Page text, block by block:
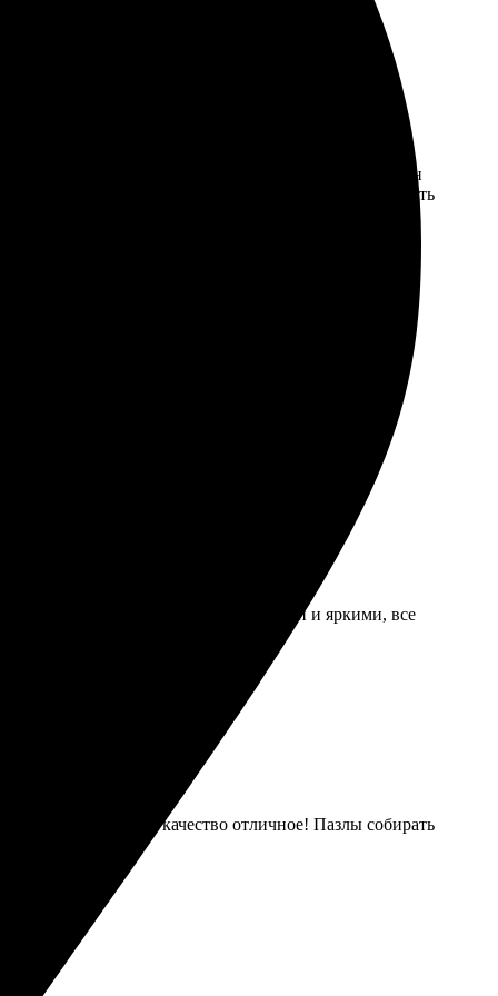
удобен, много готовых шаблонов. Заказ оформлен
изображения. Рекомендую всем, кто хочет делать
менеджеры отзывчивые. Получила отличное
Пазлы получились качественными и яркими, все
Сделали быстро, качество отличное! Пазлы собирать